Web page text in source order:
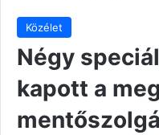
Közélet
Négy
kapott a